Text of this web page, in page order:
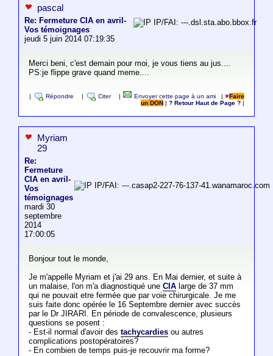
pascal
Re: Fermeture CIA en avril-
Vos témoignages
jeudi 5 juin 2014 07:19:35
IP/FAI: ---.dsl.sta.abo.bbox.fr
Merci beni, c'est demain pour moi, je vous tiens au jus....
PS:je flippe grave quand meme....
Répondre Citer Envoyer cette page à un ami |
Faire
un DON
|? Retour Haut de Page ?
Myriam
29
Re:
Fermeture
CIA en avril-
Vos
témoignages
mardi 30
septembre
2014
17:00:05
IP/FAI: ---.casap2-227-76-137-41.wanamaroc.com
Bonjour tout le monde,
Je m'appelle Myriam et j'ai 29 ans. En Mai dernier, et suite à
un malaise, l'on m'a diagnostiqué une CIAlarge de 37 mm
qui ne pouvait etre fermée que par voie chirurgicale. Je me
suis faite donc opérée le 16 Septembre dernier avec succès
par le Dr JIRARI. En période de convalescence, plusieurs
questions se posent :
- Est-il normal d'avoir des tachycardiesou autres
complications postopératoires?
- En combien de temps puis-je recouvrir ma forme?